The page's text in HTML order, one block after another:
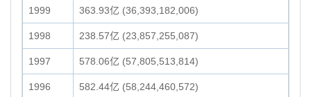
1999 363.93亿 (36,393,182,006)
1998 238.57亿 (23,857,255,087)
1997 578.06亿 (57,805,513,814)
1996 582.44亿 (58,244,460,572)